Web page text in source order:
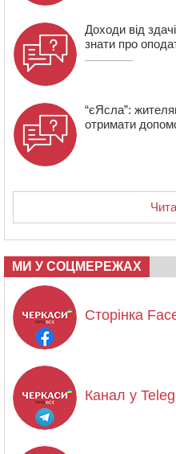
Доходи від
знати про
“єЯсла”:
отримати
МИ У СОЦМЕРЕЖАХ
Сторінка
Канал у